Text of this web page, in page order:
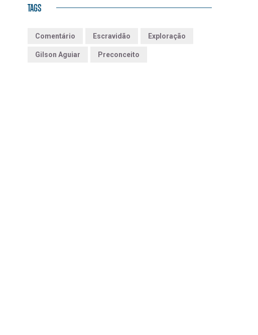
TAGS
Comentário Escravidão Exploração
Gilson Aguiar Preconceito